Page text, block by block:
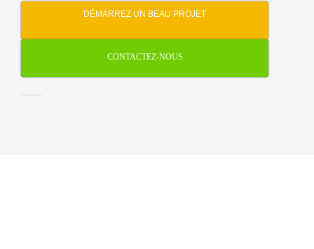
DÉMARREZ UN BEAU PROJET
CONTACTEZ-NOUS